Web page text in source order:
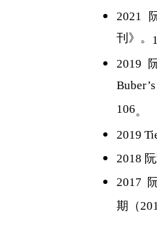
2021
刊》。
2019
106。
2019
2018
2017
期（